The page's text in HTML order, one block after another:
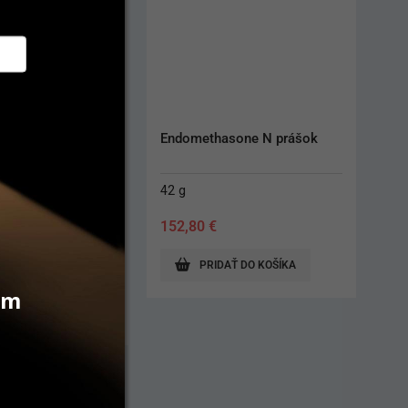
Papierové čapy Mtwo
144 ks
30,30€
ZOBRAZIŤ PRODUKT